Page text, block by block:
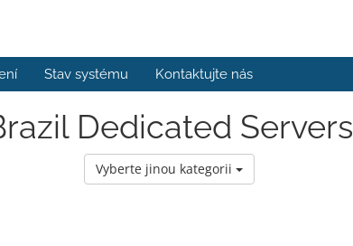
Stav systému Kontaktujte nás
Dedicated Servers
Vyberte jinou kategorii